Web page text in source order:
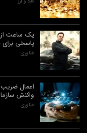
پاسخی
فناوری
واکنش
فناوری